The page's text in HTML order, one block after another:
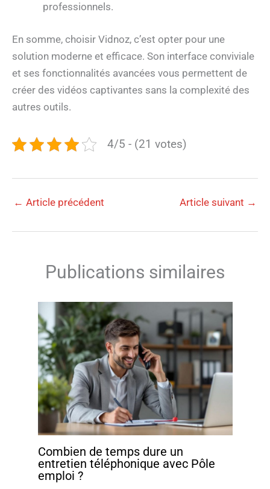
professionnels.
En somme, choisir Vidnoz, c’est opter pour une
solution moderne et efficace. Son interface conviviale
et ses fonctionnalités avancées vous permettent de
créer des vidéos captivantes sans la complexité des
autres outils.
4/5 - (21 votes)
← Article précédent Article suivant →
Publications similaires
Combien de temps dure un
entretien téléphonique avec Pôle
emploi ?